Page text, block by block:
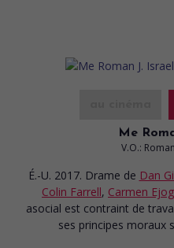
Me
V.O.:
É.-U. 2017. Drame de Dan
Colin Farrell, Carmen
asocial est contraint de
ses principes moraux